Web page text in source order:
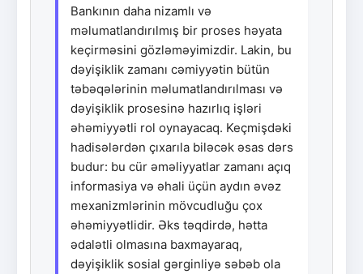
Bankının daha nizamlı və
məlumatlandırılmış bir proses həyata
keçirməsini gözləməyimizdir. Lakin, bu
dəyişiklik zamanı cəmiyyətin bütün
təbəqələrinin məlumatlandırılması və
dəyişiklik prosesinə hazırlıq işləri
əhəmiyyətli rol oynayacaq. Keçmişdəki
hadisələrdən çıxarıla biləcək əsas dərs
budur: bu cür əməliyyatlar zamanı açıq
informasiya və əhali üçün aydın əvəz
mexanizmlərinin mövcudluğu çox
əhəmiyyətlidir. Əks təqdirdə, hətta
ədalətli olmasına baxmayaraq,
dəyişiklik sosial gərginliyə səbəb ola